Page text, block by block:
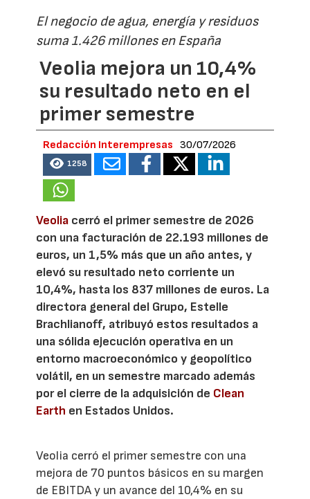
El negocio de agua, energía y residuos
suma 1.426 millones en España
Veolia mejora un 10,4%
su resultado neto en el
primer semestre
Redacción Interempresas 30/07/2026
1258
Veolia cerró el primer semestre de 2026
con una facturación de 22.193 millones de
euros, un 1,5% más que un año antes, y
elevó su resultado neto corriente un
10,4%, hasta los 837 millones de euros. La
directora general del Grupo, Estelle
Brachlianoff, atribuyó estos resultados a
una sólida ejecución operativa en un
entorno macroeconómico y geopolítico
volátil, en un semestre marcado además
por el cierre de la adquisición de Clean
Earth en Estados Unidos.
Veolia cerró el primer semestre con una
mejora de 70 puntos básicos en su margen
de EBITDA y un avance del 10,4% en su